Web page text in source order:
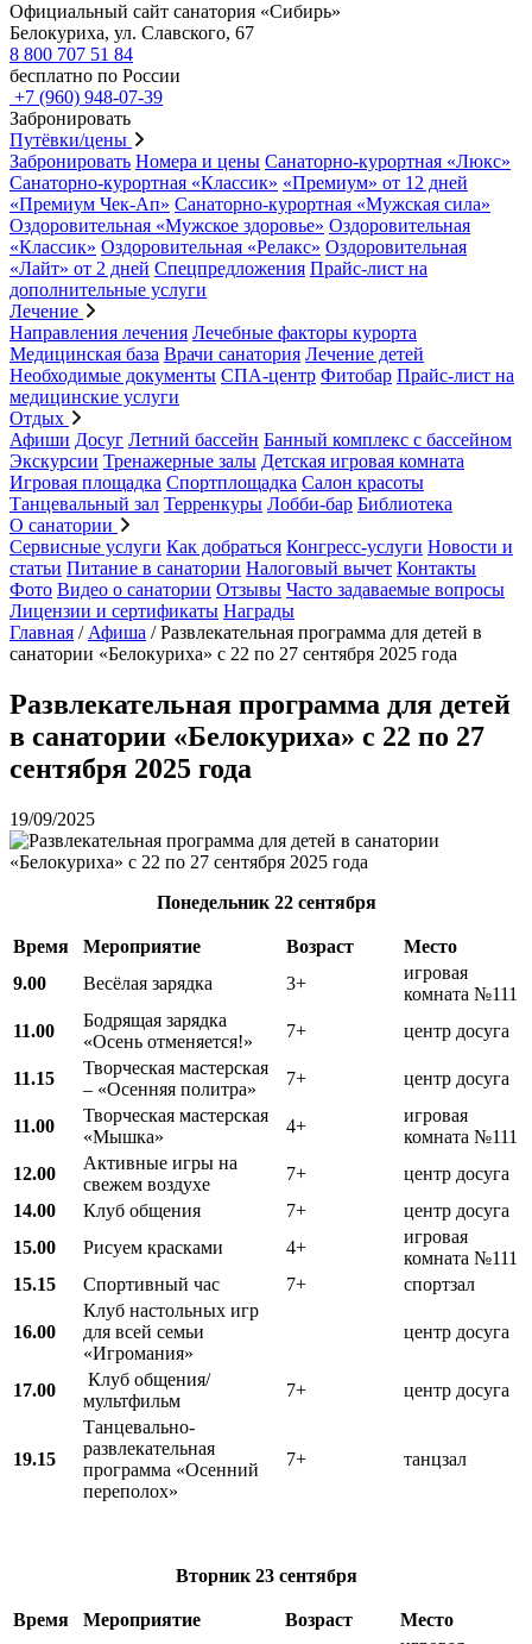
Официальный сайт санатория «Сибирь»
Белокуриха, ул. Славского, 67
8 800 707 51 84
бесплатно по России
+7 (960) 948-07-39
Забронировать
Путёвки/цены
Забронировать Номера и цены Санаторно-курортная «Люкс»
Санаторно-курортная «Классик» «Премиум» от 12 дней
«Премиум Чек-Ап» Санаторно-курортная «Мужская сила»
Оздоровительная «Мужское здоровье» Оздоровительная
«Классик» Оздоровительная «Релакс» Оздоровительная
«Лайт» от 2 дней Спецпредложения Прайс-лист на
дополнительные услуги
Лечение
Направления лечения Лечебные факторы курорта
Медицинская база Врачи санатория Лечение детей
Необходимые документы СПА-центр Фитобар Прайс-лист на
медицинские услуги
Отдых
Афиши Досуг Летний бассейн Банный комплекс с бассейном
Экскурсии Тренажерные залы Детская игровая комната
Игровая площадка Спортплощадка Салон красоты
Танцевальный зал Терренкуры Лобби-бар Библиотека
О санатории
Сервисные услуги Как добраться Конгресс-услуги Новости и
статьи Питание в санатории Налоговый вычет Контакты
Фото Видео о санатории Отзывы Часто задаваемые вопросы
Лицензии и сертификаты Награды
Главная / Афиша /Развлекательная программа для детей в
санатории «Белокуриха» с 22 по 27 сентября 2025 года
Развлекательная программа для детей
в санатории «Белокуриха» с 22 по 27
сентября 2025 года
19/09/2025
Понедельник22 сентября
Время Мероприятие Возраст
Место
9.00
Весёлая зарядка 3+
игровая
комната №111
11.00
Бодрящая зарядка
«Осень отменяется!»
7+ центр досуга
11.15
Творческая мастерская
– «Осенняя политра»
7+ центр досуга
11.00
Творческая мастерская
«Мышка»
4+
игровая
комната №111
12.00
Активные игры на
свежем воздухе
7+
центр досуга
14.00
Клуб общения 7+
центр досуга
15.00
Рисуем красками 4+
игровая
комната №111
15.15
Спортивный час 7+ спортзал
16.00
Клуб настольных игр
для всей семьи
«Игромания»
центр досуга
17.00
Клуб общения/
мультфильм
7+ центр досуга
19.15
Танцевально-
развлекательная
программа «Осенний
переполох»
7+ танцзал
Вторник23 сентября
Время Мероприятие Возраст
Место